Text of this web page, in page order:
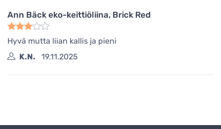
Ann Bäck eko-keittiöliina, Brick Red
Hyvä mutta liian kallis ja pieni
K.N.
19.11.2025